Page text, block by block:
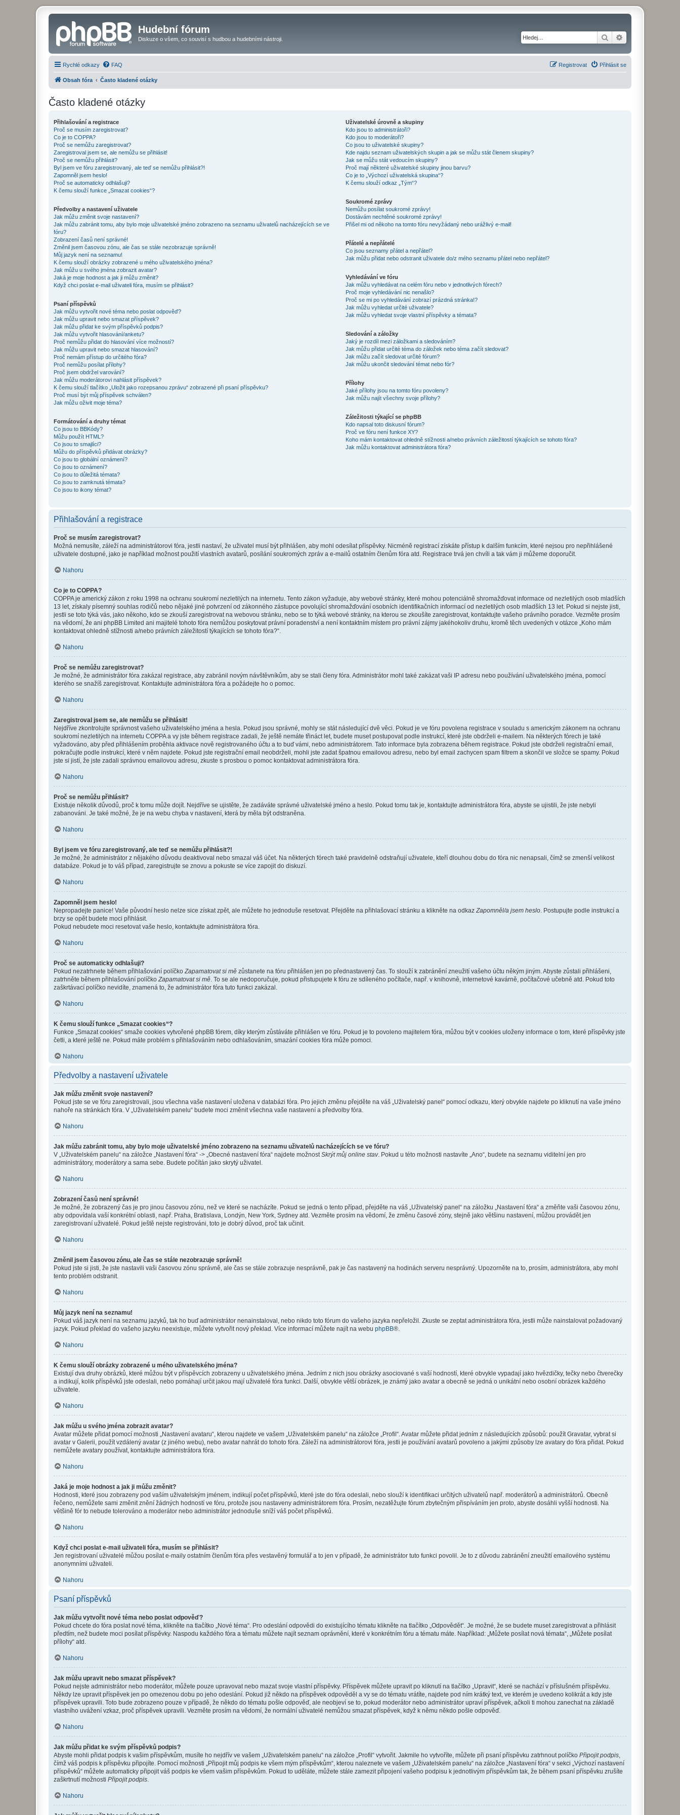
Hudební fórum
Diskuze o všem, co souvisí s hudbou a hudebními nástroji. Hledat
Rychlé odkazy FAQ Přihlásit se
Registrovat
Obsah fóra Často kladené otázky
Často kladené otázky
Přihlašování a registrace
Proč se musím zaregistrovat?
Co je to COPPA?
Proč se nemůžu zaregistrovat?
Zaregistroval jsem se, ale nemůžu se přihlásit!
Proč se nemůžu přihlásit?
Byl jsem ve fóru zaregistrovaný, ale teď se nemůžu přihlásit?!
Zapomněl jsem heslo!
Proč se automaticky odhlašuji?
K čemu slouží funkce „Smazat cookies“?
Předvolby a nastavení uživatele
Jak můžu změnit svoje nastavení?
Jak můžu zabránit tomu, aby bylo moje uživatelské jméno zobrazeno na seznamu uživatelů nacházejících se ve
fóru?
Zobrazení časů není správné!
Změnil jsem časovou zónu, ale čas se stále nezobrazuje správně!
Můj jazyk není na seznamu!
K čemu slouží obrázky zobrazené u mého uživatelského jména?
Jak můžu u svého jména zobrazit avatar?
Jaká je moje hodnost a jak ji můžu změnit?
Když chci poslat e-mail uživateli fóra, musím se přihlásit?
Psaní příspěvků
Jak můžu vytvořit nové téma nebo poslat odpověď?
Jak můžu upravit nebo smazat příspěvek?
Jak můžu přidat ke svým příspěvků podpis?
Jak můžu vytvořit hlasování/anketu?
Proč nemůžu přidat do hlasování více možností?
Jak můžu upravit nebo smazat hlasování?
Proč nemám přístup do určitého fóra?
Proč nemůžu posílat přílohy?
Proč jsem obdržel varování?
Jak můžu moderátorovi nahlásit příspěvek?
K čemu slouží tlačítko „Uložit jako rozepsanou zprávu“ zobrazené při psaní příspěvku?
Proč musí být můj příspěvek schválen?
Jak můžu oživit moje téma?
Formátování a druhy témat
Co jsou to BBKódy?
Můžu použít HTML?
Co jsou to smajlíci?
Můžu do příspěvků přidávat obrázky?
Co jsou to globální oznámení?
Co jsou to oznámení?
Co jsou to důležitá témata?
Co jsou to zamknutá témata?
Co jsou to ikony témat?
Uživatelské úrovně a skupiny
Kdo jsou to administrátoři?
Kdo jsou to moderátoři?
Co jsou to uživatelské skupiny?
Kde najdu seznam uživatelských skupin a jak se můžu stát členem skupiny?
Jak se můžu stát vedoucím skupiny?
Proč mají některé uživatelské skupiny jinou barvu?
Co je to „Výchozí uživatelská skupina“?
K čemu slouží odkaz „Tým“?
Soukromé zprávy
Nemůžu posílat soukromé zprávy!
Dostávám nechtěné soukromé zprávy!
Přišel mi od někoho na tomto fóru nevyžádaný nebo urážlivý e-mail!
Přátelé a nepřátelé
Co jsou seznamy přátel a nepřátel?
Jak můžu přidat nebo odstranit uživatele do/z mého seznamu přátel nebo nepřátel?
Vyhledávání ve fóru
Jak můžu vyhledávat na celém fóru nebo v jednotlivých fórech?
Proč moje vyhledávání nic nenašlo?
Proč se mi po vyhledávání zobrazí prázdná stránka!?
Jak můžu vyhledat určité uživatele?
Jak můžu vyhledat svoje vlastní příspěvky a témata?
Sledování a záložky
Jaký je rozdíl mezi záložkami a sledováním?
Jak můžu přidat určité téma do záložek nebo téma začít sledovat?
Jak můžu začít sledovat určité fórum?
Jak můžu ukončit sledování témat nebo fór?
Přílohy
Jaké přílohy jsou na tomto fóru povoleny?
Jak můžu najít všechny svoje přílohy?
Záležitosti týkající se phpBB
Kdo napsal toto diskusní fórum?
Proč ve fóru není funkce XY?
Koho mám kontaktovat ohledně stížnosti a/nebo právních záležitostí týkajících se tohoto fóra?
Jak můžu kontaktovat administrátora fóra?
Přihlašování a registrace
Proč se musím zaregistrovat?
Možná nemusíte, záleží na administrátorovi fóra, jestli nastaví, že uživatel musí být přihlášen, aby mohl odesílat příspěvky. Nicméně registrací získáte přístup k dalším funkcím, které nejsou pro nepřihlášené
uživatele dostupné, jako je například možnost použití vlastních avatarů, posílání soukromých zpráv a e-mailů ostatním členům fóra atd. Registrace trvá jen chvíli a tak vám ji můžeme doporučit.
Nahoru
Co je to COPPA?
COPPA je americký zákon z roku 1998 na ochranu soukromí nezletilých na internetu. Tento zákon vyžaduje, aby webové stránky, které mohou potenciálně shromažďovat informace od nezletilých osob mladších
13 let, získaly písemný souhlas rodičů nebo nějaké jiné potvrzení od zákonného zástupce povolující shromažďování osobních identifikačních informací od nezletilých osob mladších 13 let. Pokud si nejste jisti,
jestli se toto týká vás, jako někoho, kdo se zkouší zaregistrovat na webovou stránku, nebo se to týká webové stránky, na kterou se zkoušíte zaregistrovat, kontaktujte vašeho právního poradce. Vezměte prosím
na vědomí, že ani phpBB Limited ani majitelé tohoto fóra nemůžou poskytovat právní poradenství a není kontaktním místem pro právní zájmy jakéhokoliv druhu, kromě těch uvedených v otázce „Koho mám
kontaktovat ohledně stížnosti a/nebo právních záležitostí týkajících se tohoto fóra?“.
Nahoru
Proč se nemůžu zaregistrovat?
Je možné, že administrátor fóra zakázal registrace, aby zabránil novým návštěvníkům, aby se stali členy fóra. Administrátor mohl také zakázat vaši IP adresu nebo používání uživatelského jména, pomocí
kterého se snažíš zaregistrovat. Kontaktujte administrátora fóra a požádejte ho o pomoc.
Nahoru
Zaregistroval jsem se, ale nemůžu se přihlásit!
Nejdříve zkontrolujte správnost vašeho uživatelského jména a hesla. Pokud jsou správné, mohly se stát následující dvě věci. Pokud je ve fóru povolena registrace v souladu s americkým zákonem na ochranu
soukromí nezletilých na internetu COPPA a vy jste během registrace zadali, že ještě nemáte třináct let, budete muset postupovat podle instrukcí, které jste obdrželi e-mailem. Na některých fórech je také
vyžadováno, aby před přihlášením proběhla aktivace nově registrovaného účtu a to buď vámi, nebo administrátorem. Tato informace byla zobrazena během registrace. Pokud jste obdrželi registrační email,
pokračujte podle instrukcí, které v něm najdete. Pokud jste registrační email neobdrželi, mohli jste zadat špatnou emailovou adresu, nebo byl email zachycen spam filtrem a skončil ve složce se spamy. Pokud
jste si jistí, že jste zadali správnou emailovou adresu, zkuste s prosbou o pomoc kontaktovat administrátora fóra.
Nahoru
Proč se nemůžu přihlásit?
Existuje několik důvodů, proč k tomu může dojít. Nejdříve se ujistěte, že zadáváte správné uživatelské jméno a heslo. Pokud tomu tak je, kontaktujte administrátora fóra, abyste se ujistili, že jste nebyli
zabanováni. Je také možné, že je na webu chyba v nastavení, která by měla být odstraněna.
Nahoru
Byl jsem ve fóru zaregistrovaný, ale teď se nemůžu přihlásit?!
Je možné, že administrátor z nějakého důvodu deaktivoval nebo smazal váš účet. Na některých fórech také pravidelně odstraňují uživatele, kteří dlouhou dobu do fóra nic nenapsali, čímž se zmenší velikost
databáze. Pokud je to váš případ, zaregistrujte se znovu a pokuste se více zapojit do diskuzí.
Nahoru
Zapomněl jsem heslo!
Nepropadejte panice! Vaše původní heslo nelze sice získat zpět, ale můžete ho jednoduše resetovat. Přejděte na přihlašovací stránku a klikněte na odkaz Zapomněl/a jsem heslo . Postupujte podle instrukcí a
brzy se opět budete moci přihlásit.
Pokud nebudete moci resetovat vaše heslo, kontaktujte administrátora fóra.
Nahoru
Proč se automaticky odhlašuji?
Pokud nezatrhnete během přihlašování políčko Zapamatovat si mě zůstanete na fóru přihlášen jen po přednastavený čas. To slouží k zabránění zneužití vašeho účtu někým jiným. Abyste zůstali přihlášeni,
zatrhněte během přihlašování políčko Zapamatovat si mě . To se ale nedoporučuje, pokud přistupujete k fóru ze sdíleného počítače, např. v knihovně, internetové kavárně, počítačové učebně atd. Pokud toto
zaškrtávací políčko nevidíte, znamená to, že administrátor fóra tuto funkci zakázal.
Nahoru
K čemu slouží funkce „Smazat cookies“?
Funkce „Smazat cookies“ smaže cookies vytvořené phpBB fórem, díky kterým zůstáváte přihlášen ve fóru. Pokud je to povoleno majitelem fóra, můžou být v cookies uloženy informace o tom, které příspěvky jste
četli, a které ještě ne. Pokud máte problém s přihlašováním nebo odhlašováním, smazání cookies fóra může pomoci.
Nahoru
Předvolby a nastavení uživatele
Jak můžu změnit svoje nastavení?
Pokud jste se ve fóru zaregistrovali, jsou všechna vaše nastavení uložena v databázi fóra. Pro jejich změnu přejděte na váš „Uživatelský panel“ pomocí odkazu, který obvykle najdete po kliknutí na vaše jméno
nahoře na stránkách fóra. V „Uživatelském panelu“ budete moci změnit všechna vaše nastavení a předvolby fóra.
Nahoru
Jak můžu zabránit tomu, aby bylo moje uživatelské jméno zobrazeno na seznamu uživatelů nacházejících se ve fóru?
V „Uživatelském panelu“ na záložce „Nastavení fóra“ -> „Obecné nastavení fóra“ najdete možnost Skrýt můj online stav. Pokud u této možnosti nastavíte „Ano“, budete na seznamu viditelní jen pro
administrátory, moderátory a sama sebe. Budete počítán jako skrytý uživatel.
Nahoru
Zobrazení časů není správné!
Je možné, že zobrazený čas je pro jinou časovou zónu, než ve které se nacházíte. Pokud se jedná o tento případ, přejděte na váš „Uživatelský panel“ na záložku „Nastavení fóra“ a změňte vaši časovou zónu,
aby odpovídala vaší konkrétní oblasti, např. Praha, Bratislava, Londýn, New York, Sydney atd. Vezměte prosím na vědomí, že změnu časové zóny, stejně jako většinu nastavení, můžou provádět jen
zaregistrovaní uživatelé. Pokud ještě nejste registrováni, toto je dobrý důvod, proč tak učinit.
Nahoru
Změnil jsem časovou zónu, ale čas se stále nezobrazuje správně!
Pokud jste si jisti, že jste nastavili vaši časovou zónu správně, ale čas se stále zobrazuje nesprávně, pak je čas nastavený na hodinách serveru nesprávný. Upozorněte na to, prosím, administrátora, aby mohl
tento problém odstranit.
Nahoru
Můj jazyk není na seznamu!
Pokud váš jazyk není na seznamu jazyků, tak ho buď administrátor nenainstaloval, nebo nikdo toto fórum do vašeho jazyka nepřeložil. Zkuste se zeptat administrátora fóra, jestli může nainstalovat požadovaný
jazyk. Pokud překlad do vašeho jazyku neexistuje, můžete vytvořit nový překlad. Více informací můžete najít na webu phpBB®.
Nahoru
K čemu slouží obrázky zobrazené u mého uživatelského jména?
Existují dva druhy obrázků, které můžou být v příspěvcích zobrazeny u uživatelského jména. Jedním z nich jsou obrázky asociované s vaší hodností, které obvykle vypadají jako hvězdičky, tečky nebo čtverečky
a indikují, kolik příspěvků jste odeslali, nebo pomáhají určit jakou mají uživatelé fóra funkci. Další, obvykle větší obrázek, je známý jako avatar a obecně se jedná o unikátní nebo osobní obrázek každého
uživatele.
Nahoru
Jak můžu u svého jména zobrazit avatar?
Avatar můžete přidat pomocí možnosti „Nastavení avataru“, kterou najdete ve vašem „Uživatelském panelu“ na záložce „Profil“. Avatar můžete přidat jedním z následujících způsobů: použít Gravatar, vybrat si
avatar v Galerii, použít vzdálený avatar (z jiného webu), nebo avatar nahrát do tohoto fóra. Záleží na administrátorovi fóra, jestli je používání avatarů povoleno a jakými způsoby lze avatary do fóra přidat. Pokud
nemůžete avatary používat, kontaktujte administrátora fóra.
Nahoru
Jaká je moje hodnost a jak ji můžu změnit?
Hodnosti, které jsou zobrazeny pod vaším uživatelským jménem, indikují počet příspěvků, které jste do fóra odeslali, nebo slouží k identifikaci určitých uživatelů např. moderátorů a administrátorů. Obecně
řečeno, nemůžete sami změnit znění žádných hodností ve fóru, protože jsou nastaveny administrátorem fóra. Prosím, nezatěžujte fórum zbytečným přispíváním jen proto, abyste dosáhli vyšší hodnosti. Na
většině fór to nebude tolerováno a moderátor nebo administrátor jednoduše sníží váš počet příspěvků.
Nahoru
Když chci poslat e-mail uživateli fóra, musím se přihlásit?
Jen registrovaní uživatelé můžou posílat e-maily ostatním členům fóra přes vestavěný formulář a to jen v případě, že administrátor tuto funkci povolil. Je to z důvodu zabránění zneužití emailového systému
anonymními uživateli.
Nahoru
Psaní příspěvků
Jak můžu vytvořit nové téma nebo poslat odpověď?
Pokud chcete do fóra poslat nové téma, klikněte na tlačítko „Nové téma“. Pro odeslání odpovědi do existujícího tématu klikněte na tlačítko „Odpovědět“. Je možné, že se budete muset zaregistrovat a přihlásit
předtím, než budete moci posílat příspěvky. Naspodu každého fóra a tématu můžete najít seznam oprávnění, které v konkrétním fóru a tématu máte. Například: „Můžete posílat nová témata“, „Můžete posílat
přílohy“ atd.
Nahoru
Jak můžu upravit nebo smazat příspěvek?
Pokud nejste administrátor nebo moderátor, můžete pouze upravovat nebo mazat svoje vlastní příspěvky. Příspěvek můžete upravit po kliknutí na tlačítko „Upravit“, které se nachází v příslušném příspěvku.
Někdy lze upravit příspěvek jen po omezenou dobu po jeho odeslání. Pokud již někdo na příspěvek odpověděl a vy se do tématu vrátíte, najdete pod ním krátký text, ve kterém je uvedeno kolikrát a kdy jste
příspěvek upravili. Toto bude zobrazeno pouze v případě, že někdo do tématu pošle odpověď, ale neobjeví se to, pokud moderátor nebo administrátor upraví příspěvek, ačkoli ti mohou zanechat na základě
vlastního uvážení vzkaz, proč příspěvek upravili. Vezměte prosím na vědomí, že normální uživatelé nemůžou smazat příspěvek, když k němu někdo pošle odpověď.
Nahoru
Jak můžu přidat ke svým příspěvků podpis?
Abyste mohli přidat podpis k vašim příspěvkům, musíte ho nejdřív ve vašem „Uživatelském panelu“ na záložce „Profil“ vytvořit. Jakmile ho vytvoříte, můžete při psaní příspěvku zatrhnout políčko Připojit podpis
čímž váš podpis k příspěvku připojíte. Pomocí možnosti „Připojit můj podpis ke všem mým příspěvkům“, kterou naleznete ve vašem „Uživatelském panelu“ na záložce „Nastavení fóra“ v sekci „Výchozí nastavení
příspěvků“ můžete automaticky připojit váš podpis ke všem vašim příspěvkům. Pokud to uděláte, můžete stále zamezit připojení vašeho podpisu k jednotlivým příspěvkům tak, že během psaní příspěvku zrušíte
zaškrtnutí možnosti Připojit podpis
Nahoru